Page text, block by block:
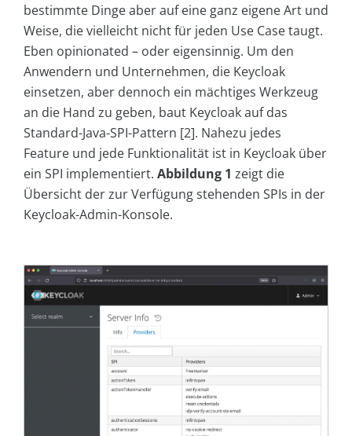
bestimmte Dinge aber auf eine ganz eigene Art und
Weise, die vielleicht nicht für jeden Use Case taugt.
Eben opinionated – oder eigensinnig. Um den
Anwendern und Unternehmen, die Keycloak
einsetzen, aber dennoch ein mächtiges Werkzeug
an die Hand zu geben, baut Keycloak auf das
Standard-Java-SPI-Pattern [2]. Nahezu jedes
Feature und jede Funktionalität ist in Keycloak über
ein SPI implementiert. Abbildung 1 zeigt die
Übersicht der zur Verfügung stehenden SPIs in der
Keycloak-Admin-Konsole.